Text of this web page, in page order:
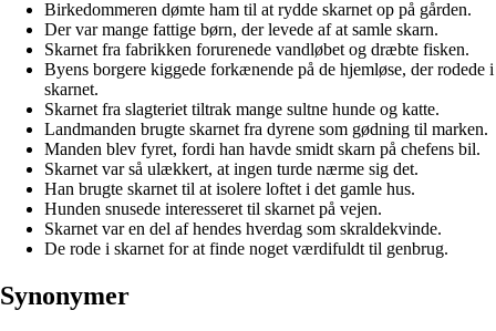
Birkedommeren dømte ham til at rydde skarnet op på gården.
Der var mange fattige børn, der levede af at samle skarn.
Skarnet fra fabrikken forurenede vandløbet og dræbte fisken.
Byens borgere kiggede forkænende på de hjemløse, der rodede i
skarnet.
Skarnet fra slagteriet tiltrak mange sultne hunde og katte.
Landmanden brugte skarnet fra dyrene som gødning til marken.
Manden blev fyret, fordi han havde smidt skarn på chefens bil.
Skarnet var så ulækkert, at ingen turde nærme sig det.
Han brugte skarnet til at isolere loftet i det gamle hus.
Hunden snusede interesseret til skarnet på vejen.
Skarnet var en del af hendes hverdag som skraldekvinde.
De rode i skarnet for at finde noget værdifuldt til genbrug.
Synonymer